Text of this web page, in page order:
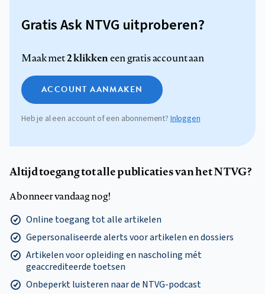
Gratis Ask NTVG uitproberen?
Maak met2 klikkeneen gratis account aan
ACCOUNT AANMAKEN
Heb je al een account of een abonnement?Inloggen
Altijd toegang tot alle publicaties van het NTVG?
Abonneer vandaag nog!
Online toegang tot alle artikelen
Gepersonaliseerde alerts voor artikelen en dossiers
Artikelen voor opleiding en nascholing mét
geaccrediteerde toetsen
Onbeperkt luisteren naar de NTVG-podcast